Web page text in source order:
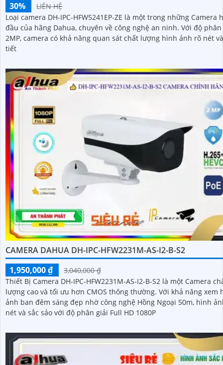
30%
LIÊN HỆ
Loại camera DH-IPC-HFW5241EP-ZE là một trong những Camera
đầu của hãng Dahua, chuyên về công nghệ an ninh. Với độ phân giải
2MP, camera có khả năng quan sát chất lượng hình ảnh rõ nét
tiết
CAMERA DAHUA DH-IPC-HFW2231M-AS-I2-B-S2
1,950,000 ₫
3,040,000 ₫
Thiết Bị Camera DH-IPC-HFW2231M-AS-I2-B-S2 là một Camera
lượng cao và tối ưu hơn CMOS thông thường. Với khả năng xem hình
ảnh ban đêm sáng đẹp nhờ công nghệ Hồng Ngoại 50m, hình
nét và sắc sảo với độ phân giải Full HD 1080P